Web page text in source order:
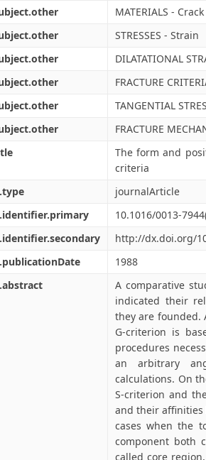
MATERIALS -
STRESSES - Strain
DILATATIONAL
FRACTURE
TANGENTIAL
FRACTURE
The form and
criteria
journalArticle
10.1016/0013-
http://dx.doi.org/
1988
A comparative
indicated their
they are founded.
G-criterion is
procedures
an arbitrary
calculations. On
S-criterion and
and their affinities
cases when the
component both
called core